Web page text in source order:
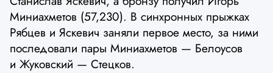
Миниахметов (57,230). В синхронных прыжках
Рябцев и Яскевич заняли первое место, за ними
последовали пары Миниахметов — Белоусов
и Жуковский — Стецков.